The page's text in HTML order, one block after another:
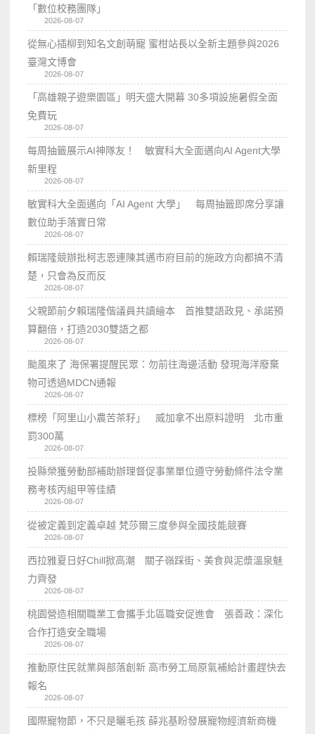
「數位校務團隊」
2026-08-07
從無心插柳到知名文創萌寵 蜜柑站長以全新主題參與2026
臺灣文博會
2026-08-07
「高雄親子遊樂園區」明天盛大開幕 30多項設施暑假全面
免費玩
2026-08-07
每周抽籤展示AI神隊友！ 敏實科大全面邁向AI Agent大學
新里程
2026-08-07
敏實科大全面邁向「AI Agent 大學」 每周抽籤即席分享讓
數位助手落實日常
2026-08-07
賴瑞隆競辦批柯志恩連陳其邁市府目前的施政方向都搞不清
楚，只會為反而反
2026-08-07
父親節前夕賴瑞隆偕議員共讀繪本 首推雙語政見、承諾預
算翻倍，打造2030雙語之都
2026-08-07
颱風來了 海保署提醒民眾：勿前往海邊活動 發現海洋廢棄
物可透過MDCN通報
2026-08-07
標榜「阿里山小農苦茶籽」 威加拿不出原料證明 北市重
罰300萬
2026-08-07
投縣榮獲勞動部補助辦理督促事業單位遵守勞動條件法令業
務考核丙組甲等佳績
2026-08-07
從被定義到定義卓越 梵莎爾三度參與全國技能競賽
2026-08-07
西拉雅夏日好Chill掀高潮 關子嶺踩街、美食與泥漿溫泉魅
力齊發
2026-08-07
桃園營造相關職業工會攜手北區職安促進會 張善政：深化
合作打造安全職場
2026-08-07
推動原住民就業與部落創新 高市勞工局原氣補給計畫趕快去
報名
2026-08-07
國際寵物節，不只是曬毛孩 薛兆基盼發展寵物經濟新商機